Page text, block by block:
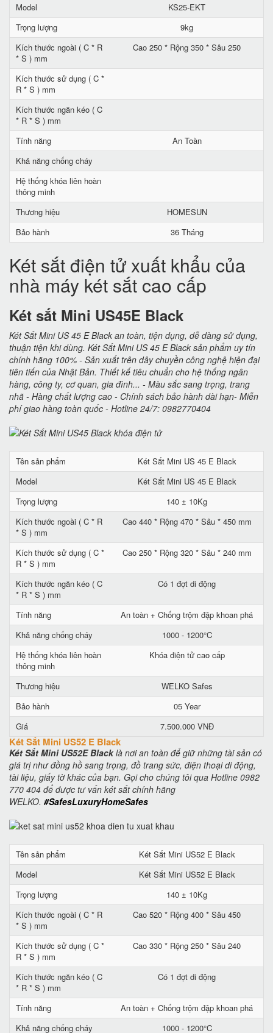
Model
KS25-EKT
Trọng lượng
9kg
Kích thước ngoài ( C * R
* S ) mm
Cao 250 * Rộng 350 * Sâu 250
Kích thước sử dụng ( C *
R * S ) mm
Kích thước ngăn kéo ( C
* R * S ) mm
Tính năng
An Toàn
Khả năng chống cháy
Hệ thống khóa liên hoàn
thông minh
Thương hiệu
HOMESUN
Bảo hành
36 Tháng
Két sắt điện tử xuất khẩu của
nhà máy két sắt cao cấp
Két sắt Mini US45E Black
Két Sắt Mini US 45 E Black an toàn, tiện dụng, dễ dàng sử dụng,
thuận tiện khi dùng. Két Sắt Mini US 45 E Black sản phẩm uy tín
chính hãng 100% - Sản xuất trên dây chuyền công nghệ hiện đại
tiên tiến của Nhật Bản. Thiết kế tiêu chuẩn cho hệ thống ngân
hàng, công ty, cơ quan, gia đình... - Màu sắc sang trọng, trang
nhã - Hàng chất lượng cao - Chính sách bảo hành dài hạn- Miễn
phí giao hàng toàn quốc - Hotline 24/7: 0982770404
Tên sản phẩm
Két Sắt Mini US 45 E Black
Model
Két Sắt Mini US 45 E Black
Trọng lượng
140 ± 10Kg
Kích thước ngoài ( C * R
* S ) mm
Cao 440 * Rộng 470 * Sâu * 450 mm
Kích thước sử dụng ( C *
R * S ) mm
Cao 250 * Rộng 320 * Sâu * 240 mm
Kích thước ngăn kéo ( C
* R * S ) mm
Có 1 đợt di động
Tính năng
An toàn + Chống trộm đập khoan phá
Khả năng chống cháy
1000 - 1200°C
Hệ thống khóa liên hoàn
thông minh
Khóa điện tử cao cấp
Thương hiệu
WELKO Safes
Bảo hành
05 Year
Giá
7.500.000 VNĐ
Két Sắt Mini US52 E Black
Két Sắt Mini US52E Blacklà nơi an toàn để giữ những tài sản có
giá trị như đồng hồ sang trọng, đồ trang sức, điện thoại di động,
tài liệu, giấy tờ khác của bạn. Gọi cho chúng tôi qua Hotline 0982
770 404 để được tư vấn két sắt chính hãng
WELKO. #SafesLuxuryHomeSafes
Tên sản phẩm
Két Sắt Mini US52 E Black
Model
Két Sắt Mini US52 E Black
Trọng lượng
140 ± 10Kg
Kích thước ngoài ( C * R
* S ) mm
Cao 520 * Rộng 400 * Sâu 450
Kích thước sử dụng ( C *
R * S ) mm
Cao 330 * Rộng 250 * Sâu 240
Kích thước ngăn kéo ( C
* R * S ) mm
Có 1 đợt di động
Tính năng
An toàn + Chống trộm đập khoan phá
Khả năng chống cháy
1000 - 1200°C